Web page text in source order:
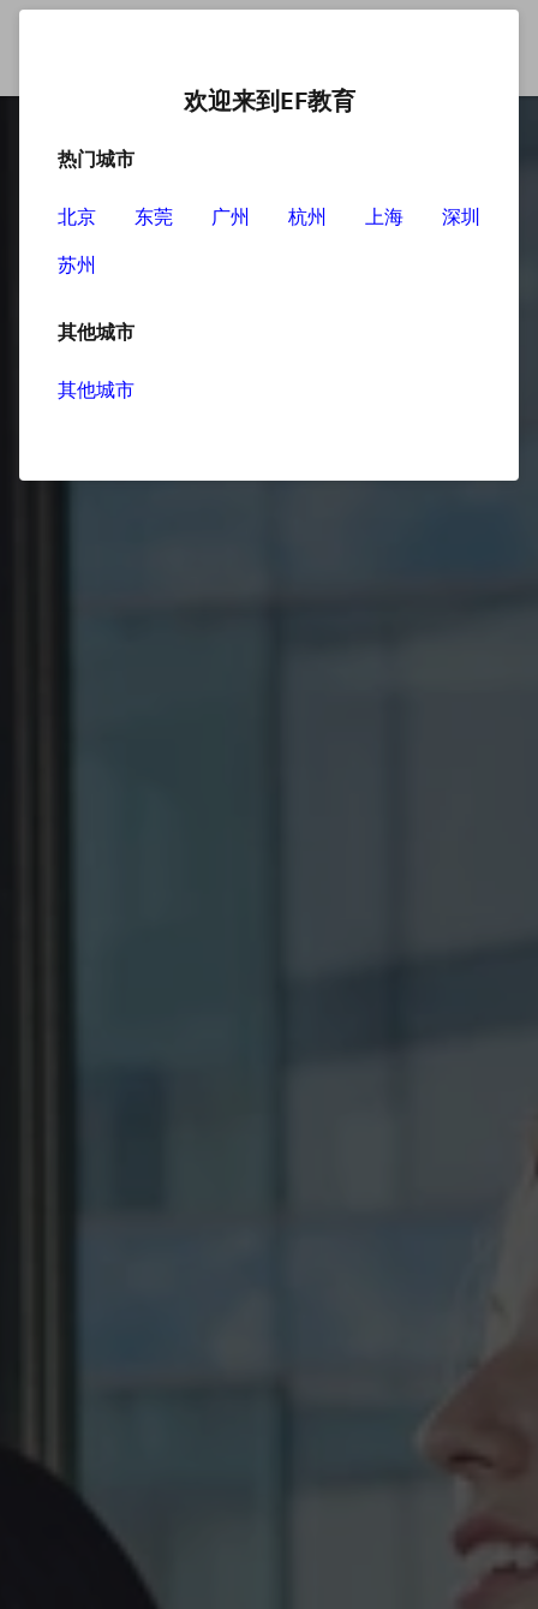
欢迎来到EF教育
热门城市
北京 东莞 广州 杭州 上海
深圳
苏州
其他城市
其他城市